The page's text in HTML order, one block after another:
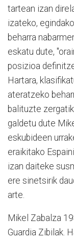
tartean izan
izateko,
beharra
eskatu dute,
posizioa
Hartara,
ateratzeko
balituzte
galdetu dute
eskubideen
eraikitako
izan daiteke
ere sinetsirik
arte.
Mikel Zabalza
Guardia Zibilak.